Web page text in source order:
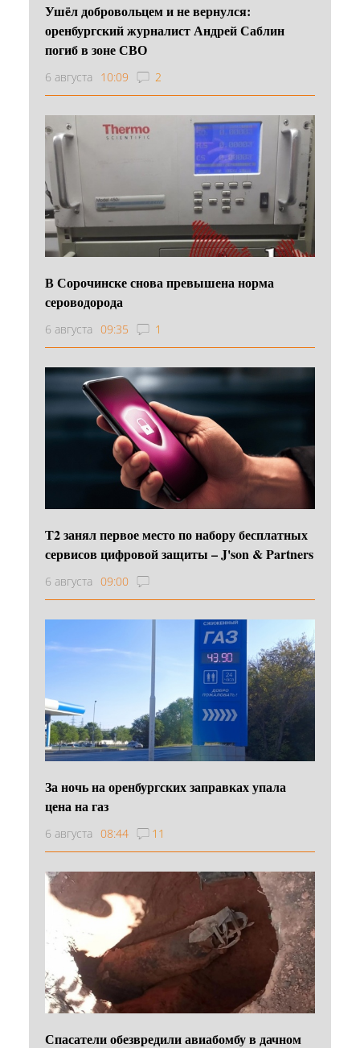
Ушёл добровольцем и не вернулся:
оренбургский журналист Андрей Саблин
погиб в зоне СВО
6 августа 10:09 2
В Сорочинске снова превышена норма
сероводорода
6 августа 09:35 1
Т2 занял первое место по набору бесплатных
сервисов цифровой защиты – J'son & Partners
6 августа 09:00
За ночь на оренбургских заправках упала
цена на газ
6 августа 08:44 11
Спасатели обезвредили авиабомбу в дачном